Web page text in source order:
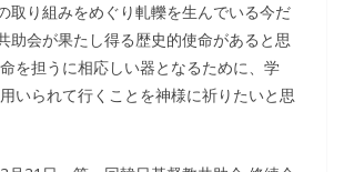
取り組みをめぐり軋轢を生んでいる今だ
助会が果たし得る歴史的使命があると思
を担うに相応しい器となるために、学
いられて行くことを神様に祈りたいと思